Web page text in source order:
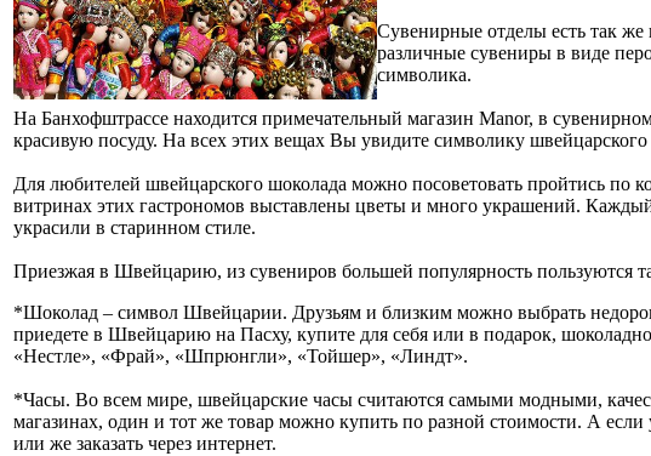
Сувенирные отделы есть так
различные сувениры в виде
символика.
На Банхофштрассе находится примечательный магазин Manor, в
красивую посуду. На всех этих вещах Вы увидите символику швейцарского
Для любителей швейцарского шоколада можно посоветовать пройтись по
витринах этих гастрономов выставлены цветы и много украшений.
украсили в старинном стиле.
Приезжая в Швейцарию, из сувениров большей популярность пользуются
*Шоколад – символ Швейцарии. Друзьям и близким можно выбрать
приедете в Швейцарию на Пасху, купите для себя или в подарок,
«Нестле», «Фрай», «Шпрюнгли», «Тойшер», «Линдт».
*Часы. Во всем мире, швейцарские часы считаются самыми модными,
магазинах, один и тот же товар можно купить по разной стоимости. А если
или же заказать через интернет.